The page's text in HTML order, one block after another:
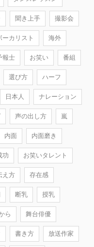
聞き上手 撮影会
ーカリスト 海外
報士 お笑い 番組
選び方 ハーフ
日本人 ナレーション
声の出し方 嵐
内面 内面磨き
功 お笑いタレント
え方 存在感
断乳 授乳
ら 舞台俳優
書き方 放送作家